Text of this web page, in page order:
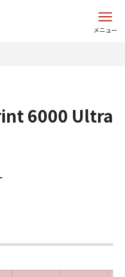
メニュー
6000 Ultra